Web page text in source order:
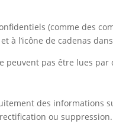
(comme des
à l’icône de cadenas
peuvent pas être lues par
des informations
ou